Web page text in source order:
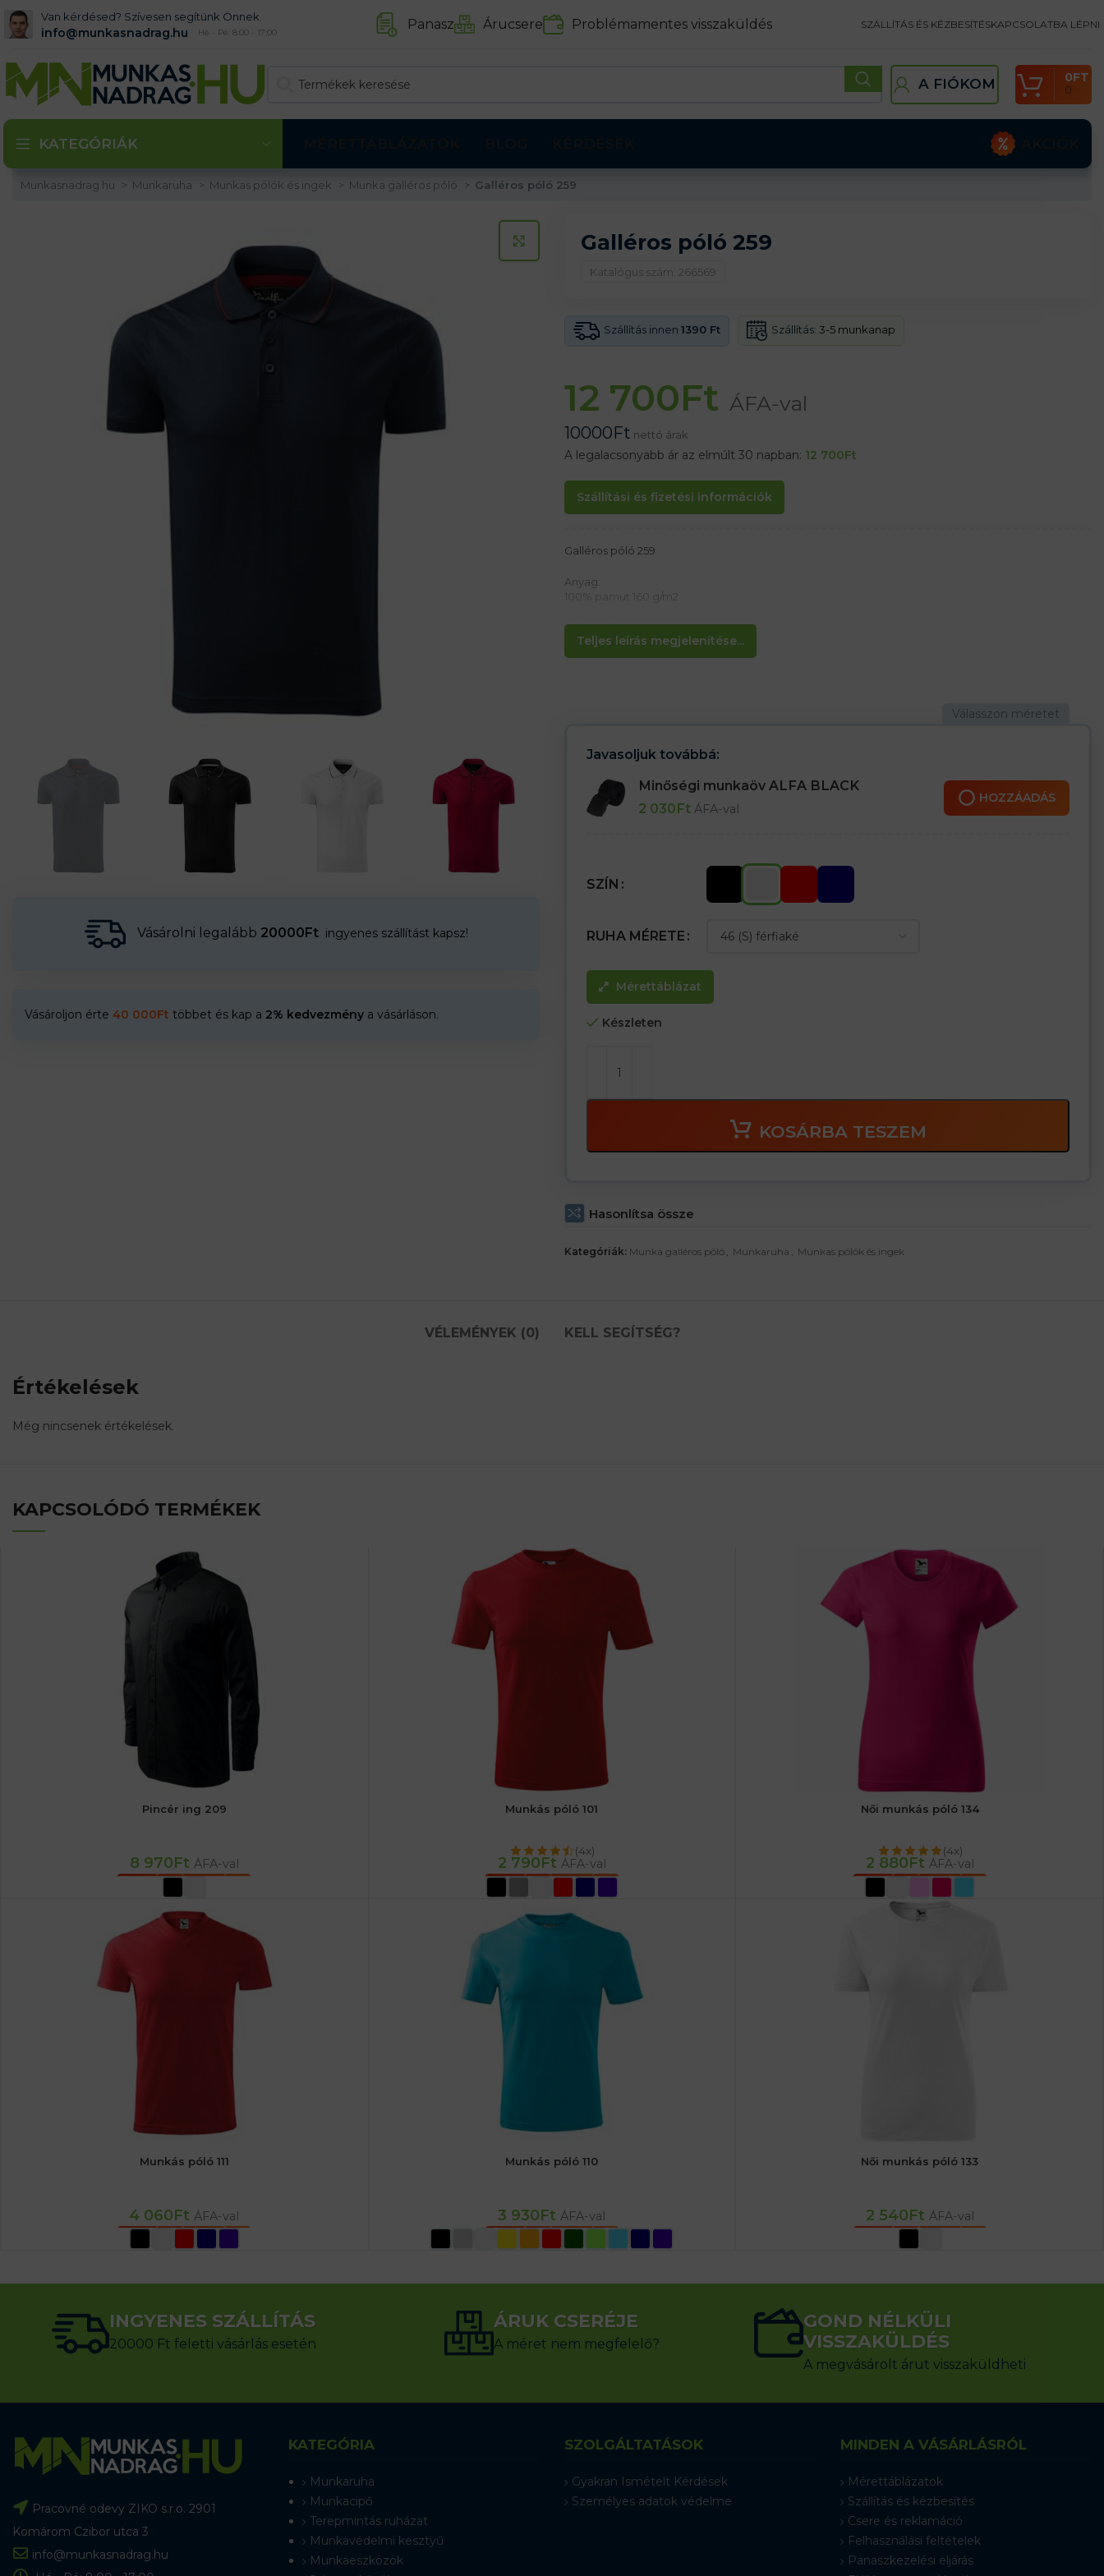
Van kérdésed? Szívesen segítünk Önnek.
info@munkasnadrag.hu Hé - Pé: 8:00 - 17:00 Panasz Árucsere Problémamentes visszaküldés SZÁLLÍTÁS ÉS KÉZBESÍTÉSKAPCSOLATBA LÉPNI
A FIÓKOM 0
0FT
KATEGÓRIÁK
Munkasnadrag.hu Munkaruha Munkas pólók és ingek Munka galléros póló Galléros póló 259
KATTINTS A KINAGYÍTÁSHOZ
Vásárolni legalább 20000Ft ingyenes szállítást kapsz!
Vásároljon érte 40 000Ft többet és kap a 2% kedvezmény a vásárláson.
Galléros póló 259
Katalógus szám: 266569
Szállítás innen 1390 Ft Szállítás: 3-5 munkanap
12 700Ft ÁFA-val
10000Ft nettó árak
A legalacsonyabb ár az elmúlt 30 napban: 12 700Ft
Szállítási és fizetési információk
Teljes leírás megjelenítése...
Galléros póló 259
Anyag:
100% pamut 160 g/m2
Jellemzők:
– Rövid ujjú férfi póló
– 3 gomb Malfini logóval
Javasoljuk továbbá:
Minőségi munkaöv ALFA BLACK
2 030Ft ÁFA-val
HOZZÁADÁS
SZÍN
RUHA MÉRETE
Mérettáblázat
Készleten
KOSÁRBA TESZEM
Hasonlítsa össze
Kategóriák: Munka galléros póló , Munkaruha , Munkas pólók és ingek
VÉLEMÉNYEK (0) KELL SEGÍTSÉG?
Értékelések
Még nincsenek értékelések.
KAPCSOLÓDÓ TERMÉKEK
Pincér ing 209
8 970Ft ÁFA-val
OPCIÓK VÁLASZTÁSA
Munkás póló 101
(4x)
2 790Ft ÁFA-val
OPCIÓK VÁLASZTÁSA
Női munkás póló 134
(4x)
2 880Ft ÁFA-val
OPCIÓK VÁLASZTÁSA
Munkás póló 111
4 060Ft ÁFA-val
OPCIÓK VÁLASZTÁSA
Munkás póló 110
3 930Ft ÁFA-val
OPCIÓK VÁLASZTÁSA
Női munkás póló 133
2 540Ft ÁFA-val
OPCIÓK VÁLASZTÁSA
INGYENES SZÁLLÍTÁS
20000 Ft feletti vásárlás esetén
ÁRUK CSERÉJE
A méret nem megfelelő?
GOND NÉLKÜLI
VISSZAKÜLDÉS
A megvásárolt árut visszaküldheti
Pracovné odevy ZIKO s.r.o. 2901
Komárom Czibor utca 3
info@munkasnadrag.hu
KATEGÓRIA
Munkaruha
Munkacipő
Terepmintás ruházat
Munkavédelmi kesztyű
Munkaeszközök
SZOLGÁLTATÁSOK
Gyakran Ismételt Kérdések
Személyes adatok védelme
MINDEN A VÁSÁRLÁSRÓL
Mérettáblázatok
Szállítás és kézbesítés
Csere és reklamáció
Felhasználási feltételek
Panaszkezelési eljárás